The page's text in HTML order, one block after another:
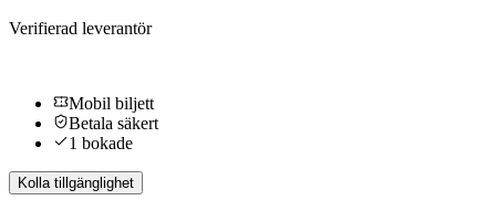
Verifierad leverantör
Mobil biljett
Betala säkert
1 bokade
Kolla tillgänglighet